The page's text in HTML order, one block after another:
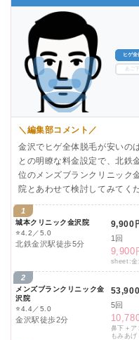
ヒゲ全
あご下
＼編集部コメント／
金沢でヒゲ全体脱毛が安いの
との明瞭な料金設定で、北鉄
位のメンズブランクリニック
院とあわせて検討してみてく
1
城本クリニック金沢院
⭐4.2／5.0
北鉄金沢駅徒歩5分
9,900
1回
9,900
sheet:金
2
メンズブランクリニック金
沢院
⭐4.4／5.0
金沢駅徒歩2分
5回
鼻下＋ア
もみあ